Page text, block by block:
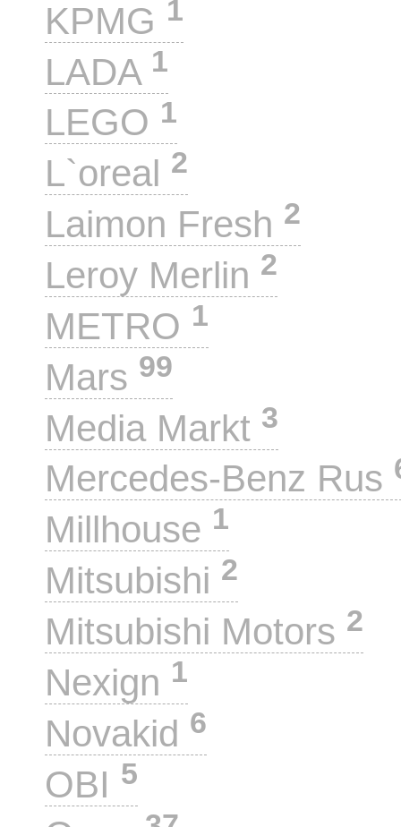
KPMG 1
LADA 1
LEGO 1
L`oreal 2
Laimon Fresh 2
Leroy Merlin 2
METRO 1
Mars 99
Media Markt 3
Mercedes-Benz Rus
Millhouse 1
Mitsubishi 2
Mitsubishi Motors 2
Nexign 1
Novakid 6
OBI 5